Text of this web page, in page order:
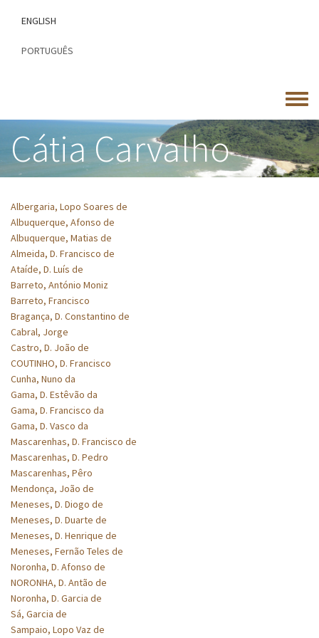
conteúdo
ENGLISH
PORTUGUÊS
Toggle
menu
Cátia Carvalho
Albergaria, Lopo Soares de
Albuquerque, Afonso de
Albuquerque, Matias de
Almeida, D. Francisco de
Ataíde, D. Luís de
Barreto, António Moniz
Barreto, Francisco
Bragança, D. Constantino de
Cabral, Jorge
Castro, D. João de
COUTINHO, D. Francisco
Cunha, Nuno da
Gama, D. Estêvão da
Gama, D. Francisco da
Gama, D. Vasco da
Mascarenhas, D. Francisco de
Mascarenhas, D. Pedro
Mascarenhas, Pêro
Mendonça, João de
Meneses, D. Diogo de
Meneses, D. Duarte de
Meneses, D. Henrique de
Meneses, Fernão Teles de
Noronha, D. Afonso de
NORONHA, D. Antão de
Noronha, D. Garcia de
Sá, Garcia de
Sampaio, Lopo Vaz de